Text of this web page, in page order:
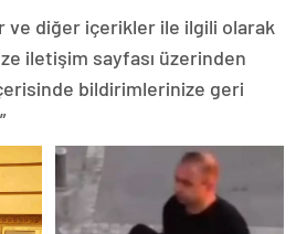
ve diğer içerikler ile ilgili olarak
iletişim sayfası üzerinden
bildirimlerinize geri